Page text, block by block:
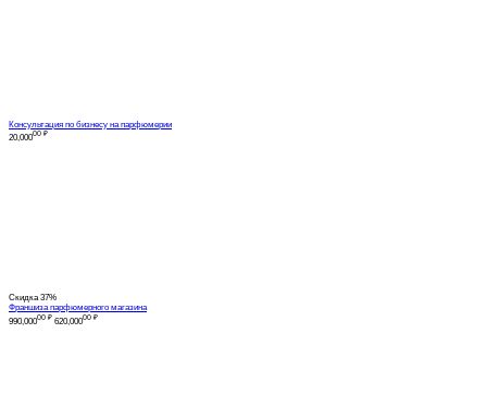
Консультация по бизнесу на парфюмерии
20,00000 ₽
Скидка37%
Франшиза парфюмерного магазина
990,00000 ₽ 620,00000 ₽